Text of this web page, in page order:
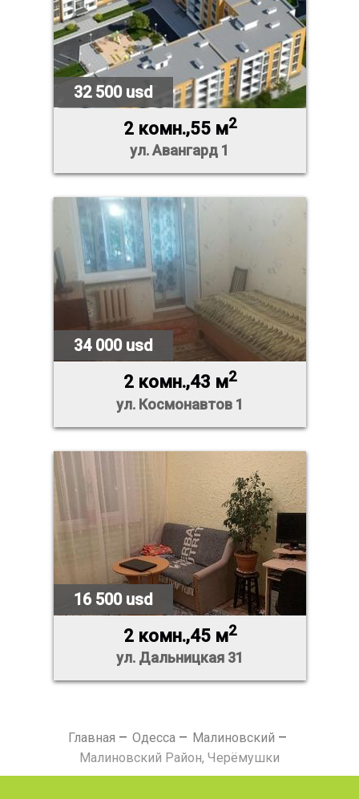
32 500 usd
2 комн.,55 м2
ул. Авангард 1
34 000 usd
2 комн.,43 м2
ул. Космонавтов 1
16 500 usd
2 комн.,45 м2
ул. Дальницкая 31
Главная Одесса
Малиновский
Малиновский Район, Черёмушки